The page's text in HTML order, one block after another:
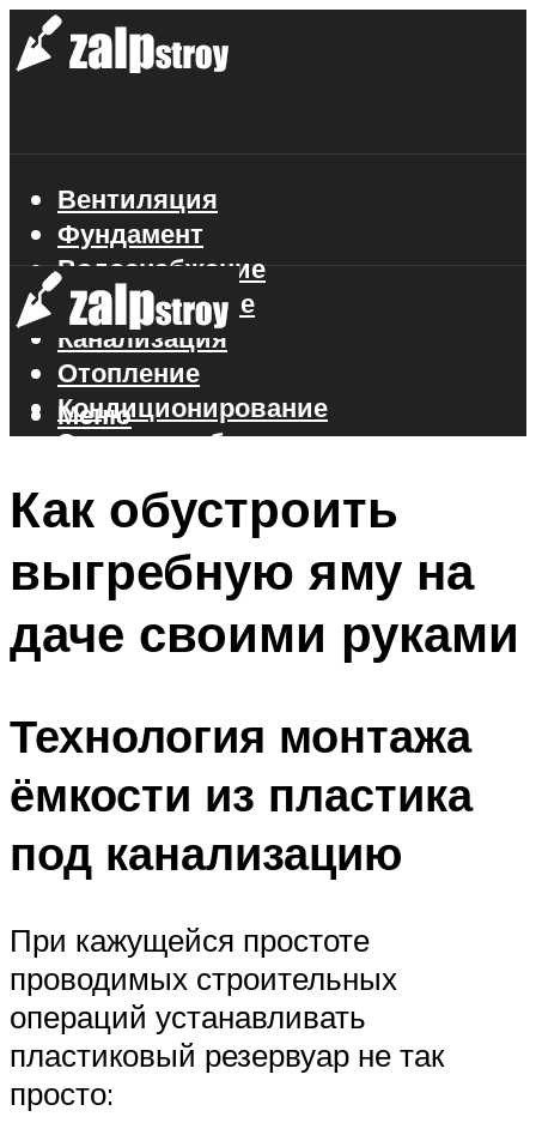
Вентиляция
Фундамент
Водоснабжение
Газоснабжение
Канализация
Отопление
Кондиционирование
Электроснабжение
Меню
Меню
Как обустроить
выгребную яму на
даче своими руками
Технология монтажа
ёмкости из пластика
под канализацию
При кажущейся простоте
проводимых строительных
операций устанавливать
пластиковый резервуар не так
просто: